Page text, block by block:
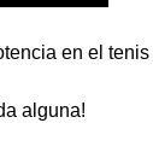
en el
alguna!